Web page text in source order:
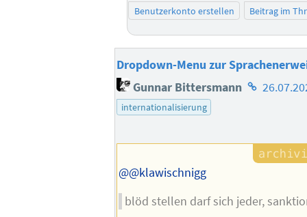
Benutzerkonto erstellen
Beitrag im
Dropdown-Menu zur
Gunnar Bittersmann Homepage
internationalisierung
@@klawischnigg
blöd stellen darf sich jeder,